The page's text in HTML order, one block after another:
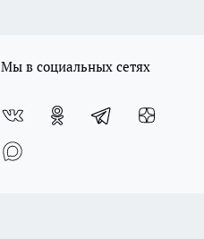
Мы в социальных сетях